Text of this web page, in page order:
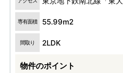
専有面積 55.99m2
間取り 2LDK
物件のポイント